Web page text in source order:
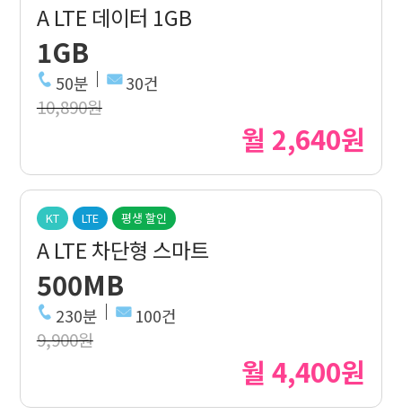
A LTE 데이터 1GB
1GB
50분 30건
10,890원
월 2,640원
KT LTE 평생 할인
A LTE 차단형 스마트
500MB
230분 100건
9,900원
월 4,400원